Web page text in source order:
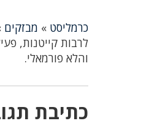
כרמליסט » מבזקים
לרבות קייטנות,
והלא פורמאלי.
כתיבת